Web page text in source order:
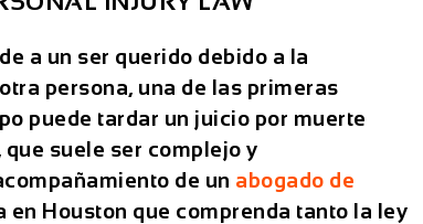
a un ser querido debido a la
persona, una de las primeras
puede tardar un juicio por muerte
suele ser complejo y
de un abogado de
en Houston que comprenda tanto la ley